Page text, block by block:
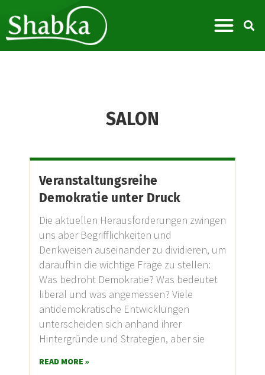
SALON
Veranstaltungsreihe
Demokratie unter Druck
Die aktuellen Herausforderungen zwingen
uns aber Begrifflichkeiten und
Denkweisen auseinander zu dividieren, um
daraufhin die wichtige Frage zu stellen:
Was bedroht Demokratie? Was bedeutet
liberal und was angemessen? Viele
antidemokratische Entwicklungen
unterscheiden sich anhand ihrer
Hintergründe und Strategien, aber sie
READ MORE »